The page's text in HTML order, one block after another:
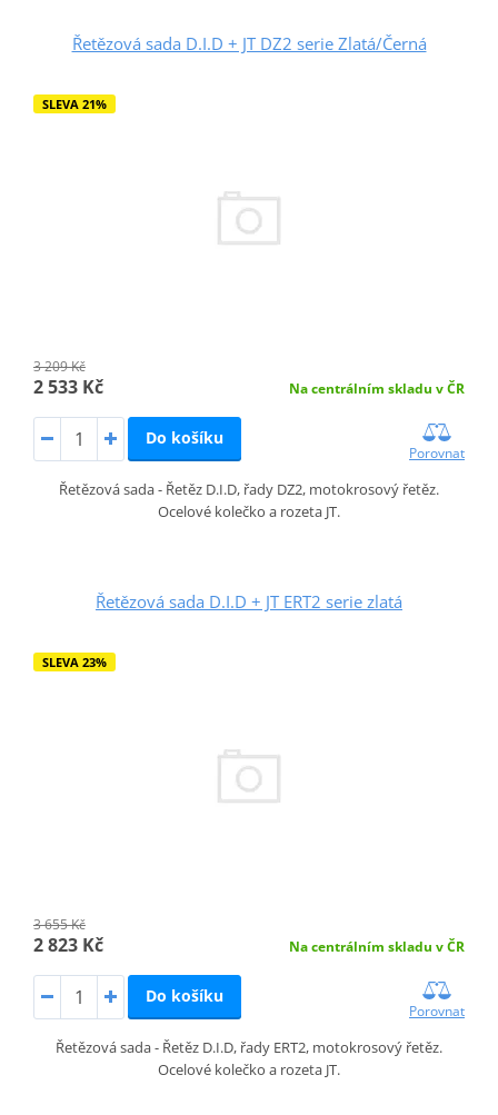
Řetězová sada D.I.D + JT DZ2 serie Zlatá/Černá
SLEVA 21%
3 209 Kč
2 533 Kč Na centrálním skladu v ČR
Do košíku
Porovnat
Řetězová sada - Řetěz D.I.D, řady DZ2, motokrosový řetěz.
Ocelové kolečko a rozeta JT.
Řetězová sada D.I.D + JT ERT2 serie zlatá
SLEVA 23%
3 655 Kč
2 823 Kč Na centrálním skladu v ČR
Do košíku
Porovnat
Řetězová sada - Řetěz D.I.D, řady ERT2, motokrosový řetěz.
Ocelové kolečko a rozeta JT.